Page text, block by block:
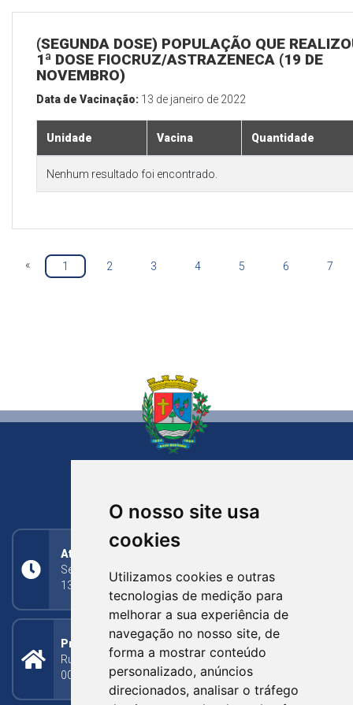
O nosso site usa
cookies
Utilizamos cookies e outras
tecnologias de medição para
melhorar a sua experiência de
navegação no nosso site, de
forma a mostrar conteúdo
personalizado, anúncios
direcionados, analisar o tráfego
(SEGUNDA DOSE) POPULAÇÃO QUE
1ª DOSE FIOCRUZ/ASTRAZENECA (19 DE
NOVEMBRO)
Data de Vacinação: 13 de janeiro de 2022
Unidade Vacina Quantidade
Nenhum resultado foi encontrado.
« 1 2 3 4 5 6 7
Atendimento
Segunda a Sexta: 8h às 11h30min (manhã);
13h30min às 17h (tarde)
Prefeitura Municipal
Rua Silva Jardim, 505 - Bairro Centro - CEP: 95340-
000